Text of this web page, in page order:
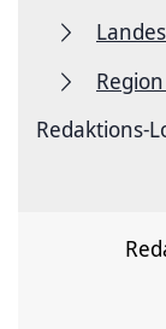
Redaktions-